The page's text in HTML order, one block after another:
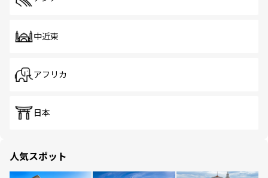
中近東
アフリカ
日本
人気スポット